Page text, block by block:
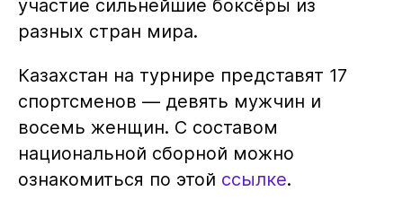
участие сильнейшие боксёры из
разных стран мира.
Казахстан на турнире представят 17
спортсменов — девять мужчин и
восемь женщин. С составом
национальной сборной можно
ознакомиться по этой ссылке.